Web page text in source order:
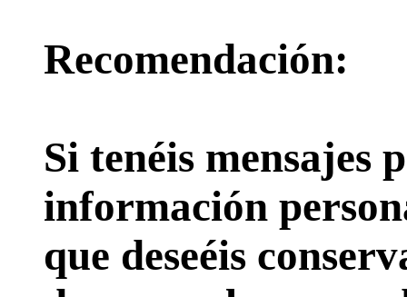
Recomendación:
Si tenéis mensajes
información
que deseéis